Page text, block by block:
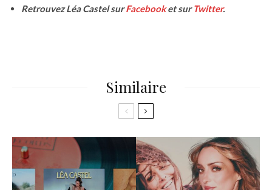
Retrouvez Léa Castel surFacebooket surTwitter.
Similaire